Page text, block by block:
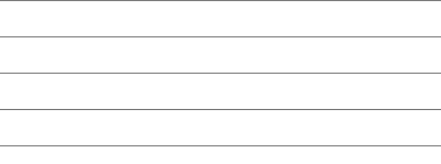
าง ก๊อกปากสนามติดผนัง ก็อกติดผนัง ชุบโครเมี่ยม ก้านเปิด-ปิดแ
ง ก๊อกปากสนามติดผนัง ชุบโครเมี่ยม ผลิตจากวัสดุคุณภาพดี แข็ง
ยสายน้ำชำระล้างทำความสะอาด ทั้งยังสามารถติดตั้งได้ทั้งภายใน
เศษท่อ ออกจากท่อน้ำก่อนติดตั้งสินค้า โดยปล่อยน้ำให้ไหลออกจาก